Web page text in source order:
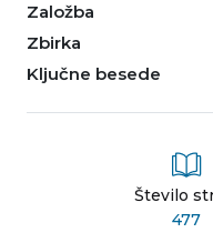
Založba
Zbirka
Ključne besede
Število
477